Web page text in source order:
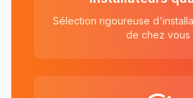
Sélection rigoureuse
de chez vous